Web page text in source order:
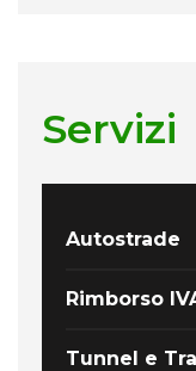
Servizi
Autostrade
Rimborso
Tunnel e